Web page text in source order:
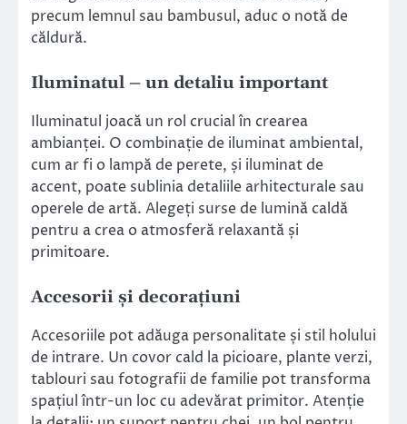
precum lemnul sau bambusul, aduc o notă de
căldură.
Iluminatul – un detaliu important
Iluminatul joacă un rol crucial în crearea
ambianței. O combinație de iluminat ambiental,
cum ar fi o lampă de perete, și iluminat de
accent, poate sublinia detaliile arhitecturale sau
operele de artă. Alegeți surse de lumină caldă
pentru a crea o atmosferă relaxantă și
primitoare.
Accesorii și decorațiuni
Accesoriile pot adăuga personalitate și stil holului
de intrare. Un covor cald la picioare, plante verzi,
tablouri sau fotografii de familie pot transforma
spațiul într-un loc cu adevărat primitor. Atenție